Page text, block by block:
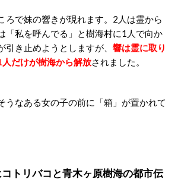
ろで妹の響きが現れます。2人は霊から
「私を呼んでる」と樹海村に1人で向か
引き止めようとしますが、響は霊に取り
だけが樹海から解放されました。
うなある女の子の前に「箱」が置かれて
トリバコと青木ヶ原樹海の都市伝